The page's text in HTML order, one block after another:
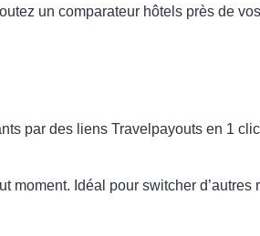
un comparateur hôtels près de vos
par des liens Travelpayouts en 1
moment. Idéal pour switcher d’autres